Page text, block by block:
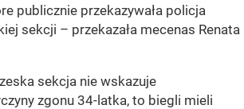
publicznie przekazywała policja
sekcji – przekazała mecenas Renata
sekcja nie wskazuje
zgonu 34-latka, to biegli mieli